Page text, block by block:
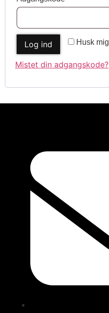
Husk mig
Log ind
Mistet din adgangskode?